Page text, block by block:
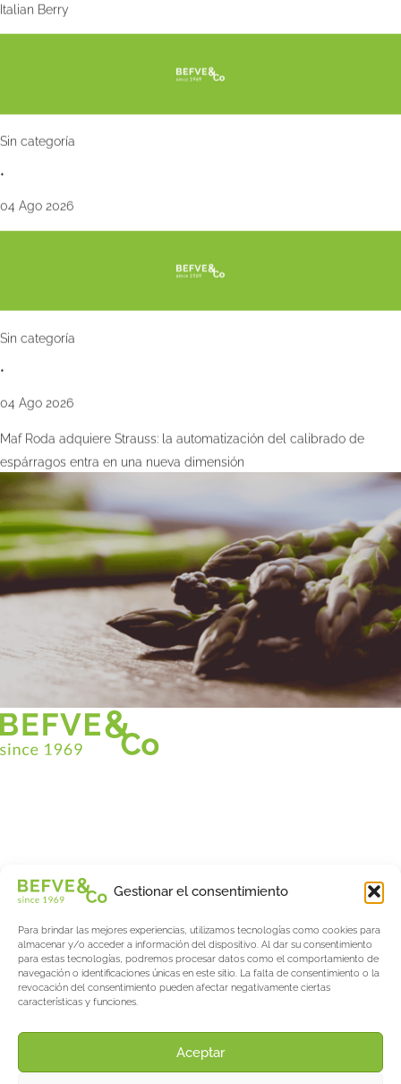
Gestionar el consentimiento
Para brindar las mejores experiencias, utilizamos tecnologías como cookies para
almacenar y/o acceder a información del dispositivo. Al dar su consentimiento
para estas tecnologías, podremos procesar datos como el comportamiento de
navegación o identificaciones únicas en este sitio. La falta de consentimiento o la
revocación del consentimiento pueden afectar negativamente ciertas
características y funciones.
Aceptar
Italian Berry
Sin categoría
•
04 Ago 2026
Sin categoría
•
04 Ago 2026
Maf Roda adquiere Strauss: la automatización del calibrado de
espárragos entra en una nueva dimensión
Befve & Co
Servicios
Fogonadura
Actualités & Evènements
El blog de espárragos y bayas